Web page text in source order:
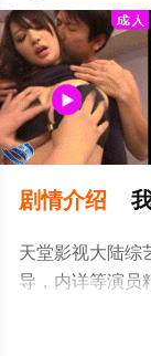
剧情介绍
天堂影视大陆综
导，内详等演员
无删减完整版